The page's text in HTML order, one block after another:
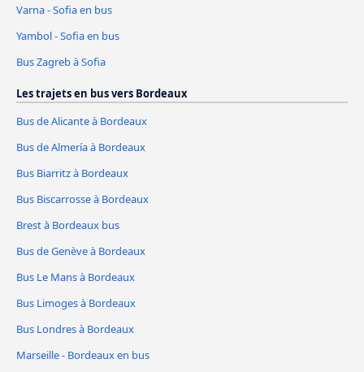
Varna - Sofia en bus
Yambol - Sofia en bus
Bus Zagreb à Sofia
Les trajets en bus vers Bordeaux
Bus de Alicante à Bordeaux
Bus de Almería à Bordeaux
Bus Biarritz à Bordeaux
Bus Biscarrosse à Bordeaux
Brest à Bordeaux bus
Bus de Genève à Bordeaux
Bus Le Mans à Bordeaux
Bus Limoges à Bordeaux
Bus Londres à Bordeaux
Marseille - Bordeaux en bus